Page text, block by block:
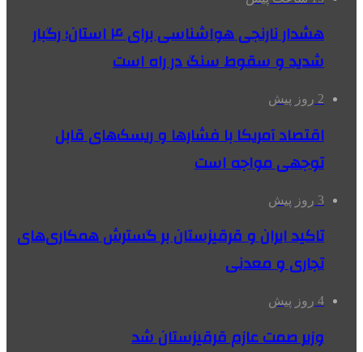
هشدار نارنجی هواشناسی برای ۴ استان؛ رگبار
شدید و سقوط سنگ در راه است
2 روز پیش
اقتصاد آمریکا با فشارها و ریسک‌های قابل
توجهی مواجه است
3 روز پیش
تاکید ایران و قرقیزستان بر گسترش همکاری‌های
تجاری و معدنی
4 روز پیش
وزیر صمت عازم قرقیزستان شد